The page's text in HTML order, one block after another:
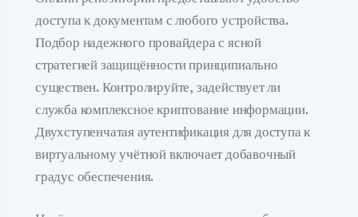
доступа к документам с любого устройства.
Подбор надежного провайдера с ясной
стратегией защищённости принципиально
существен. Контролируйте, задействует ли
служба комплексное криптование информации.
Двухступенчатая аутентификация для доступа к
виртуальному учётной включает добавочный
градус обеспечения.